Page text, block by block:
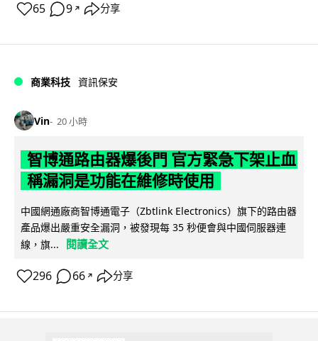
65 9 ↗ 分享
商業科技 資訊保安
Vin 20 小時
智博通路由器爆後門 官方緊急下架止血
稱漏洞是功能在維修時使用
中國網通廠商智博通電子（Zbtlink Electronics）旗下的路由器
產品爆出嚴重安全漏洞，被發現每 35 秒便會與中國伺服器連
線，旗...
閱讀全文
296 66 ↗ 分享